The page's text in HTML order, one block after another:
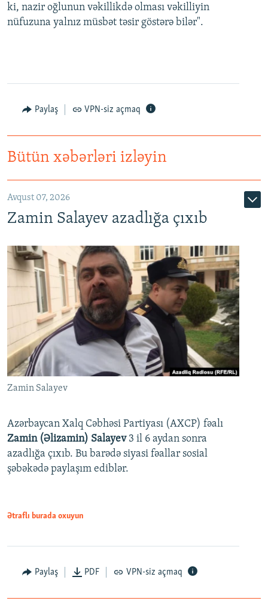
ki, nazir oğlunun vəkillikdə olması vəkilliyin
nüfuzuna yalnız müsbət təsir göstərə bilər".
Paylaş VPN-siz açmaq
Bütün xəbərləri izləyin
Avqust 07, 2026
Zamin Salayev azadlığa çıxıb
Zamin Salayev
Azərbaycan Xalq Cəbhəsi Partiyası (AXCP) fəalı
Zamin (Əlizamin) Salayev 3 il 6 aydan sonra
azadlığa çıxıb. Bu barədə siyasi fəallar sosial
şəbəkədə paylaşım ediblər.
Ətraflı burada oxuyun
Paylaş PDF VPN-siz açmaq